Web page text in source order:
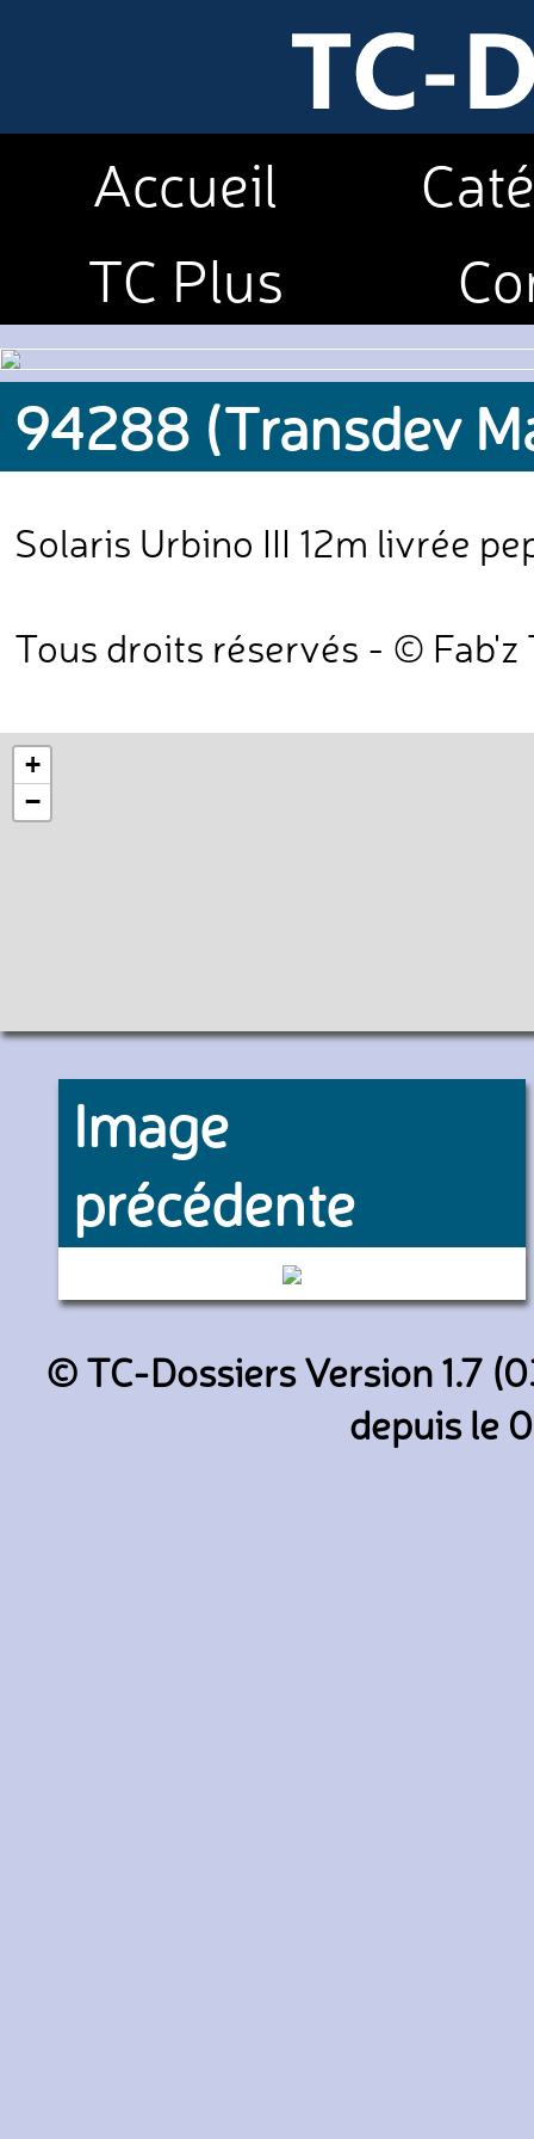
Accueil
TC Plus
94288 (Transdev
Solaris Urbino III 12m livrée
Tous droits réservés - © Fab'z
+
−
Image
précédente
202A (SNCF)
© TC-Dossiers Version 1.7
depuis le